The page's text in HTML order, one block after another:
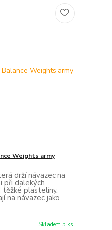
Weights army
drží návazec na
při dalekých
těžké plastelíny.
na návazec jako
Skladem 5 ks